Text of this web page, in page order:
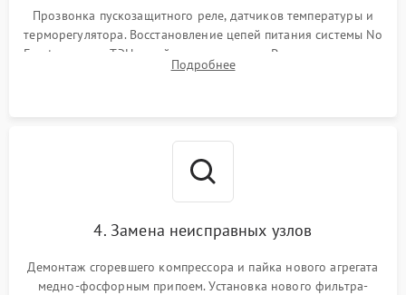
Прозвонка пускозащитного реле, датчиков температуры и
терморегулятора. Восстановление цепей питания системы No
Frost, включая ТЭН оттайки и вентилятор. Ремонт или замена
платы управления при сбоях алгоритмов.
Подробнее
4. Замена неисправных узлов
Демонтаж сгоревшего компрессора и пайка нового агрегата
медно-фосфорным припоем. Установка нового фильтра-